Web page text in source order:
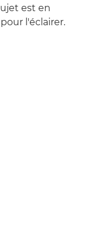
est en
l'éclairer.